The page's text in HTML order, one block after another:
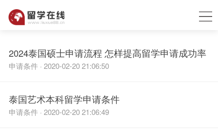
2024泰国硕士申请流程 怎样提高留学申请成功率
申请条件 · 2020-02-20 21:06:50
泰国艺术本科留学申请条件
申请条件 · 2020-02-20 21:06:49